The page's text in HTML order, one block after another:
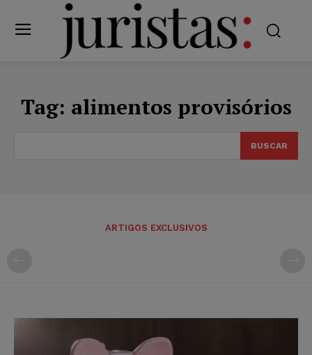
Tag: alimentos provisórios
BUSCAR
ARTIGOS EXCLUSIVOS